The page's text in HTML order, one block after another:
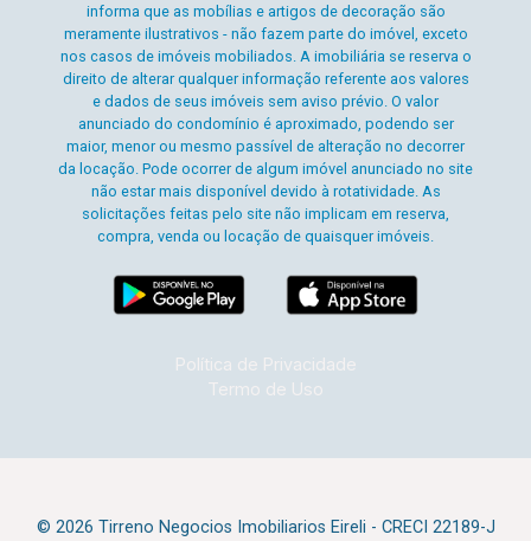
informa que as mobílias e artigos de decoração são
meramente ilustrativos - não fazem parte do imóvel, exceto
nos casos de imóveis mobiliados. A imobiliária se reserva o
direito de alterar qualquer informação referente aos valores
e dados de seus imóveis sem aviso prévio. O valor
anunciado do condomínio é aproximado, podendo ser
maior, menor ou mesmo passível de alteração no decorrer
da locação. Pode ocorrer de algum imóvel anunciado no site
não estar mais disponível devido à rotatividade. As
solicitações feitas pelo site não implicam em reserva,
compra, venda ou locação de quaisquer imóveis.
Política de Privacidade
Termo de Uso
© 2026 Tirreno Negocios Imobiliarios Eireli - CRECI 22189-J